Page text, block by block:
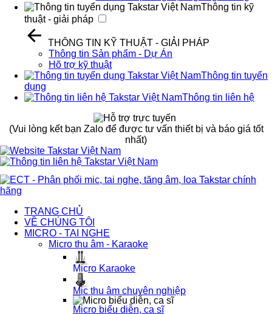
Thông tin kỹ
thuật - giải pháp
THÔNG TIN KỸ THUẬT - GIẢI PHÁP
Thông tin Sản phẩm - Dự Án
Hõ trợ kỹ thuật
Thông tin tuyển
dụng
Thông tin liên hệ
(Vui lòng kết bạn Zalo để được tư vấn thiết bị và báo giá tốt
nhất)
TRANG CHỦ
VỀ CHÚNG TÔI
MICRO - TAI NGHE
Micro thu âm - Karaoke
Micro Karaoke
Mic thu âm chuyên nghiệp
Micro biểu diễn, ca sĩ